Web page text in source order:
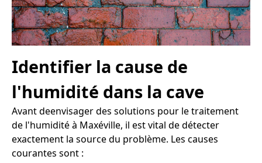
Identifier la cause de
l'humidité dans la cave
Avant deenvisager des solutions pour le traitement
de l'humidité à Maxéville, il est vital de détecter
exactement la source du problème. Les causes
courantes sont :